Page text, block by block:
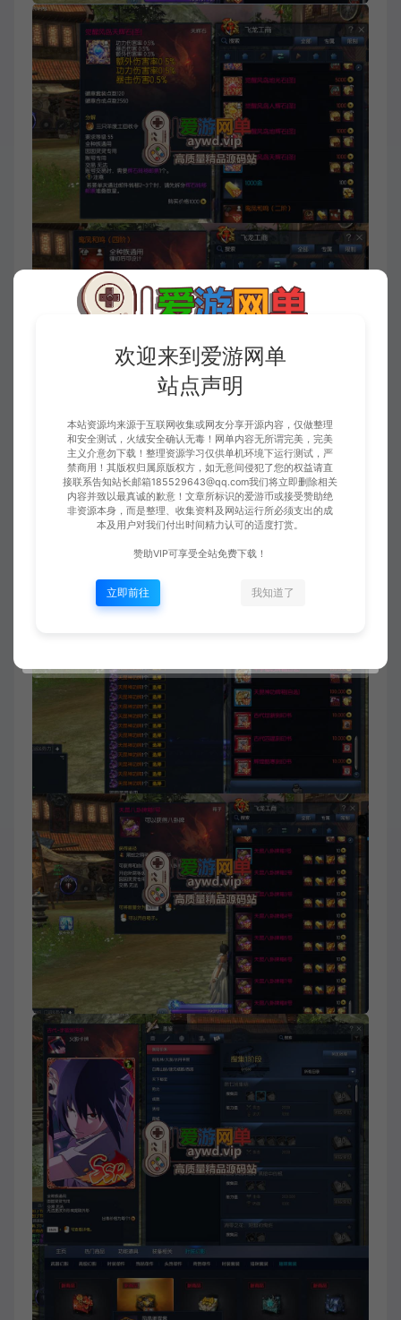
欢迎来到爱游网单
站点声明
本站资源均来源于互联网收集或网友分享开源内容，仅做整理
和安全测试，火绒安全确认无毒！网单内容无所谓完美，完美
主义介意勿下载！整理资源学习仅供单机环境下运行测试，严
禁商用！其版权归属原版权方，如无意间侵犯了您的权益请直
接联系告知站长邮箱185529643@qq.com我们将立即删除相关
内容并致以最真诚的歉意！文章所标识的爱游币或接受赞助绝
非资源本身，而是整理、收集资料及网站运行所必须支出的成
本及用户对我们付出时间精力认可的适度打赏。
赞助VIP可享受全站免费下载！
立即前往 我知道了